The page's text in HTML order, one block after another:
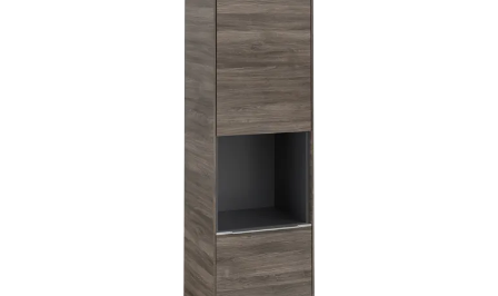
V&b subway 3.0
2 dører & hylle brilliant
white håndtak i
volcano black